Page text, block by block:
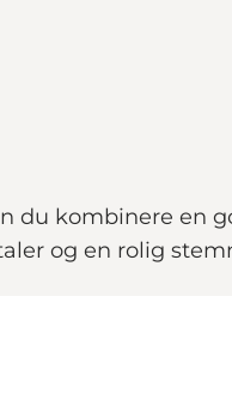
du kombinere en
og en rolig